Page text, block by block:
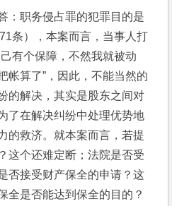
：职务侵占罪的犯罪目的是
条），本案而言，当事人打
有个保障，不然我就被动
帐算了”，因此，不能当然的
的解决，其实是股东之间对
了在解决纠纷中处理优势地
的救济。就本案而言，若提
这个还难定断；法院是否受
否接受财产保全的申请？这
全是否能达到保全的目的？